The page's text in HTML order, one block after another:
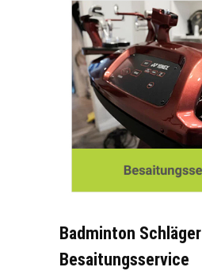
Badminton Schläger
Besaitungsservice